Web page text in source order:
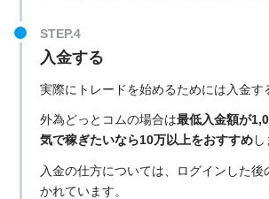
入金する
実際にトレードを始めるためには入金す
外為どっとコムの場合は最低入金額が
気で稼ぎたいなら10万以上をおすすめし
入金の仕方については、ログインした
かれています。